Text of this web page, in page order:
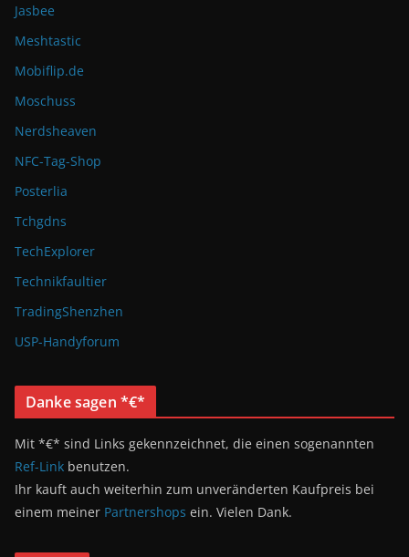
Jasbee
Meshtastic
Mobiflip.de
Moschuss
Nerdsheaven
NFC-Tag-Shop
Posterlia
Tchgdns
TechExplorer
Technikfaultier
TradingShenzhen
USP-Handyforum
Danke sagen *€*
Mit *€* sind Links gekennzeichnet, die einen sogenannten
Ref-Link benutzen.
Ihr kauft auch weiterhin zum unveränderten Kaufpreis bei
einem meiner Partnershops ein. Vielen Dank.